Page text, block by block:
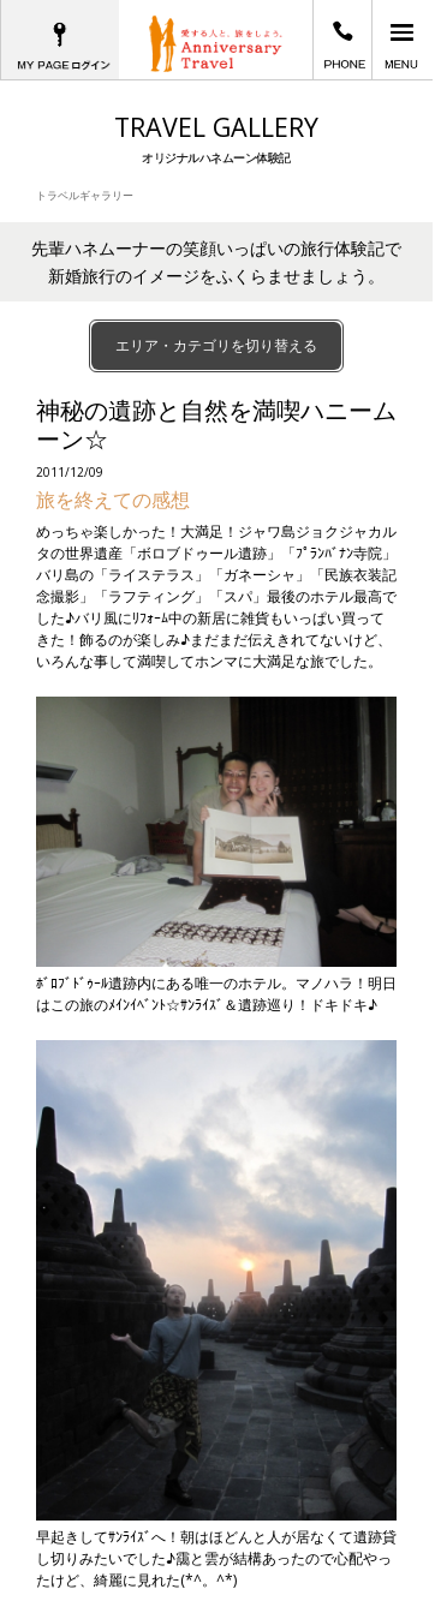
愛する人と、旅をし
TRAVEL GALLERY
オリジナルハネムーン体験記
トラベルギャラリー
先輩ハネムーナーの笑顔いっぱいの旅行体験記で
新婚旅行のイメージをふくらませましょう。
エリア・カテゴリを切り替える
神秘の遺跡と自然を満喫ハニーム
ーン☆
2011/12/09
旅を終えての感想
めっちゃ楽しかった！大満足！ジャワ島ジョクジャカル
タの世界遺産「ボロブドゥール遺跡」「ﾌﾟﾗﾝﾊﾞﾅﾝ寺院」
バリ島の「ライステラス」「ガネーシャ」「民族衣装記
念撮影」「ラフティング」「スパ」最後のホテル最高で
した♪バリ風にﾘﾌｫｰﾑ中の新居に雑貨もいっぱい買って
きた！飾るのが楽しみ♪まだまだ伝えきれてないけど、
いろんな事して満喫してホンマに大満足な旅でした。
ﾎﾞﾛﾌﾞﾄﾞｩｰﾙ遺跡内にある唯一のホテル。マノハラ！明日
はこの旅のﾒｲﾝｲﾍﾞﾝﾄ☆ｻﾝﾗｲｽﾞ＆遺跡巡り！ドキドキ♪
早起きしてｻﾝﾗｲｽﾞへ！朝はほどんと人が居なくて遺跡貸
し切りみたいでした♪靄と雲が結構あったので心配やっ
たけど、綺麗に見れた(*^。^*)